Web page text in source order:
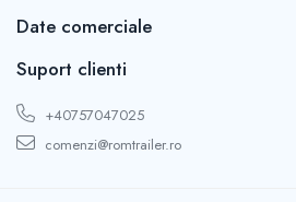
Date comerciale
Suport clienti
+40757047025
comenzi@romtrailer.ro